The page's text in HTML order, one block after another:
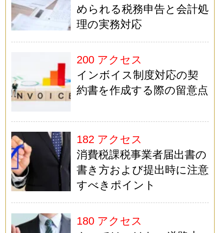
められる税務申告と会計処
理の実務対応
200 アクセス
インボイス制度対応の契
約書を作成する際の留意点
182 アクセス
消費税課税事業者届出書の
書き方および提出時に注意
すべきポイント
180 アクセス